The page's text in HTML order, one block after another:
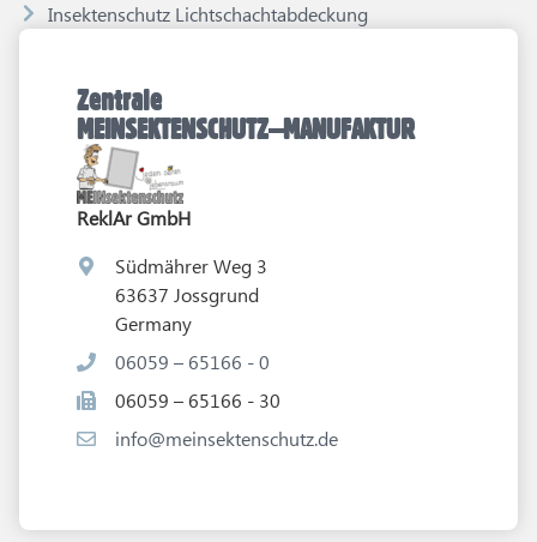
Insektenschutz Lichtschachtabdeckung
Zentrale
MEINSEKTENSCHUTZ–MANUFAKTUR
ReklAr GmbH
Südmährer Weg 3
63637 Jossgrund
Germany
06059 – 65166 - 0
06059 – 65166 - 30
info@meinsektenschutz.de